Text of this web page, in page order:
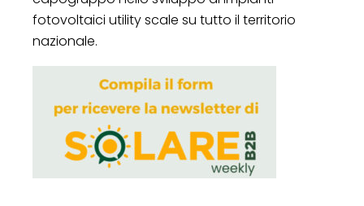
fotovoltaici utility scale su tutto il territorio
nazionale.